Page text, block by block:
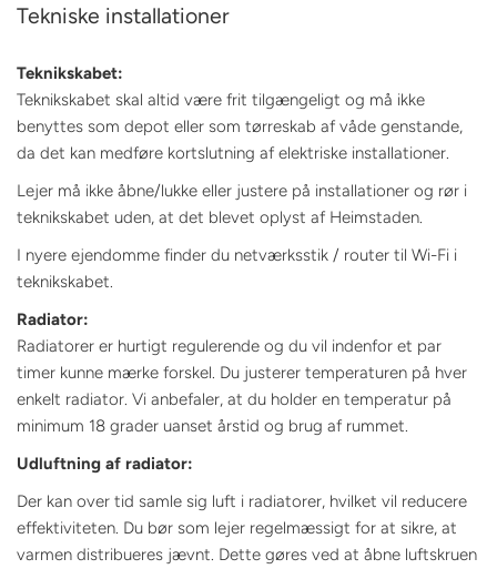
Tekniske installationer
Teknikskabet:
Teknikskabet skal altid være frit tilgængeligt og må ikke
benyttes som depot eller som tørreskab af våde genstande,
da det kan medføre kortslutning af elektriske installationer.
Lejer må ikke åbne/lukke eller justere på installationer og rør i
teknikskabet uden, at det blevet oplyst af Heimstaden.
I nyere ejendomme finder du netværksstik / router til Wi-Fi i
teknikskabet.
Radiator:
Radiatorer er hurtigt regulerende og du vil indenfor et par
timer kunne mærke forskel. Du justerer temperaturen på hver
enkelt radiator. Vi anbefaler, at du holder en temperatur på
minimum 18 grader uanset årstid og brug af rummet.
Udluftning af radiator:
Der kan over tid samle sig luft i radiatorer, hvilket vil reducere
effektiviteten. Du bør som lejer regelmæssigt for at sikre, at
varmen distribueres jævnt. Dette gøres ved at åbne luftskruen